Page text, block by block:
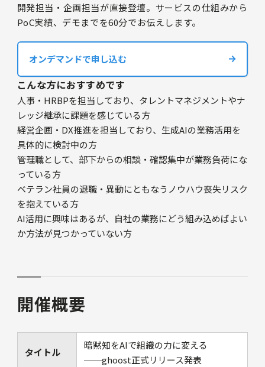
開発担当・企画担当が直接登壇。サービスの仕組みから
PoC実績、デモまでを60分でお伝えします。
オンデマンドで申し込む
こんな方におすすめです
人事・HRBPを担当しており、タレントマネジメントやナ
レッジ継承に課題を感じている方
経営企画・DX推進を担当しており、生成AIの業務活用を
具体的に検討中の方
管理職として、部下からの相談・確認集中が業務負荷にな
っている方
ベテラン社員の退職・異動にともなうノウハウ喪失リスク
を抱えている方
AI活用に興味はあるが、自社の業務にどう組み込めばよい
か方法が見つかっていない方
開催概要
タイトル
暗黙知をAIで組織の力に変える
──ghoost正式リリース発表